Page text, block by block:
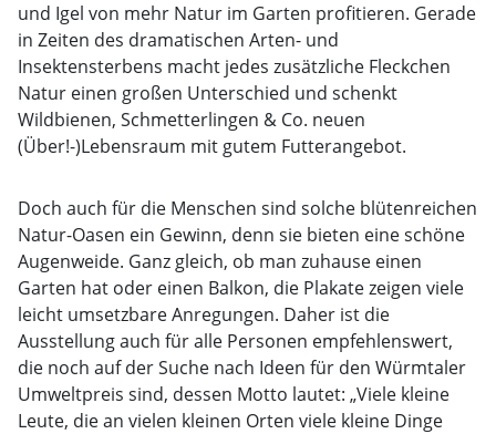
und Igel von mehr Natur im Garten profitieren. Gerade
in Zeiten des dramatischen Arten- und
Insektensterbens macht jedes zusätzliche Fleckchen
Natur einen großen Unterschied und schenkt
Wildbienen, Schmetterlingen & Co. neuen
(Über!-)Lebensraum mit gutem Futterangebot.
Doch auch für die Menschen sind solche blütenreichen
Natur-Oasen ein Gewinn, denn sie bieten eine schöne
Augenweide. Ganz gleich, ob man zuhause einen
Garten hat oder einen Balkon, die Plakate zeigen viele
leicht umsetzbare Anregungen. Daher ist die
Ausstellung auch für alle Personen empfehlenswert,
die noch auf der Suche nach Ideen für den Würmtaler
Umweltpreis sind, dessen Motto lautet: „Viele kleine
Leute, die an vielen kleinen Orten viele kleine Dinge